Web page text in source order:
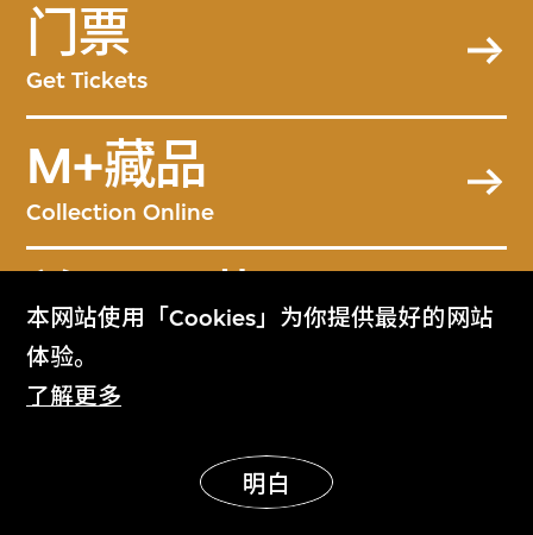
本网站使用「Cookies」为你提供最好的网站
体验。
了解更多
明白
门票
Get Tickets
M+藏品
Collection Online
关于M+藏品
About the Collection
M+杂志